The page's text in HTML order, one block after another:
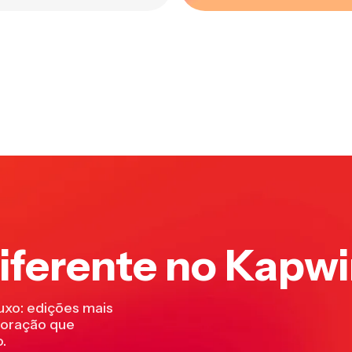
no
edições mais
que